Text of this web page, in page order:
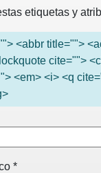
etiquetas y
<abbr title="">
cite="">
<em> <i> <q
*